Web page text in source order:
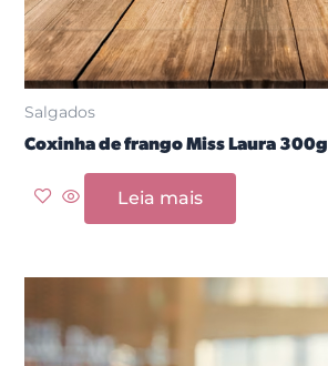
Salgados
Coxinha de frango Miss Laura 300g
Leia mais